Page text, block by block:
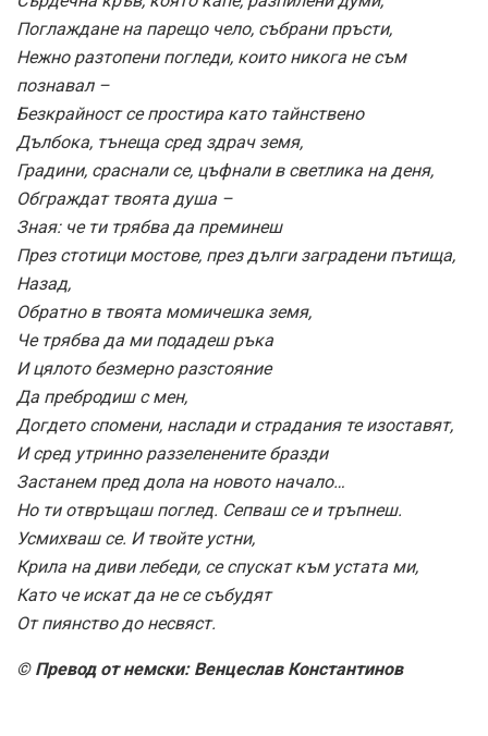
Поглаждане на парещо чело, събрани пръсти,
Нежно разтопени погледи, които никога не съм
познавал –
Безкрайност се простира като тайнствено
Дълбока, тънеща сред здрач земя,
Градини, сраснали се, цъфнали в светлика на деня,
Обграждат твоята душа –
Зная: че ти трябва да преминеш
През стотици мостове, през дълги заградени пътища,
Назад,
Обратно в твоята момичешка земя,
Че трябва да ми подадеш ръка
И цялото безмерно разстояние
Да пребродиш с мен,
Догдето спомени, наслади и страдания те изоставят,
И сред утринно раззеленените бразди
Застанем пред дола на новото начало…
Но ти отвръщаш поглед. Сепваш се и тръпнеш.
Усмихваш се. И твойте устни,
Крила на диви лебеди, се спускат към устата ми,
Като че искат да не се събудят
От пиянство до несвяст.
© Превод от немски: Венцеслав Константинов